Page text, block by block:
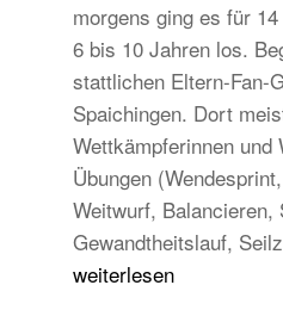
morgens ging es für
6 bis 10 Jahren los.
stattlichen Eltern-Fan-
Spaichingen. Dort
Wettkämpferinnen
Übungen
Weitwurf, Balancieren,
Gewandtheitslauf,
weiterlesen